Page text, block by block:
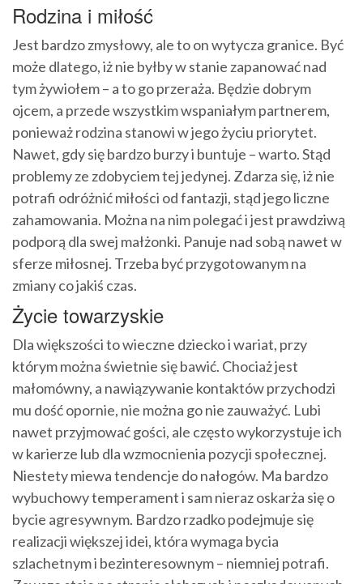
Rodzina i miłość
Jest bardzo zmysłowy, ale to on wytycza granice. Być
może dlatego, iż nie byłby w stanie zapanować nad
tym żywiołem – a to go przeraża. Będzie dobrym
ojcem, a przede wszystkim wspaniałym partnerem,
ponieważ rodzina stanowi w jego życiu priorytet.
Nawet, gdy się bardzo burzy i buntuje – warto. Stąd
problemy ze zdobyciem tej jedynej. Zdarza się, iż nie
potrafi odróżnić miłości od fantazji, stąd jego liczne
zahamowania. Można na nim polegać i jest prawdziwą
podporą dla swej małżonki. Panuje nad sobą nawet w
sferze miłosnej. Trzeba być przygotowanym na
zmiany co jakiś czas.
Życie towarzyskie
Dla większości to wieczne dziecko i wariat, przy
którym można świetnie się bawić. Chociaż jest
małomówny, a nawiązywanie kontaktów przychodzi
mu dość opornie, nie można go nie zauważyć. Lubi
nawet przyjmować gości, ale często wykorzystuje ich
w karierze lub dla wzmocnienia pozycji społecznej.
Niestety miewa tendencje do nałogów. Ma bardzo
wybuchowy temperament i sam nieraz oskarża się o
bycie agresywnym. Bardzo rzadko podejmuje się
realizacji większej idei, która wymaga bycia
szlachetnym i bezinteresownym – niemniej potrafi.